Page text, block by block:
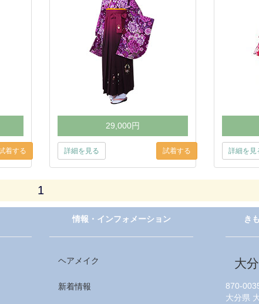
29,000円
詳細を見る 詳細を見
1
情報・インフォメーション
ヘアメイク
新着情報
き
大分
870-
大分県